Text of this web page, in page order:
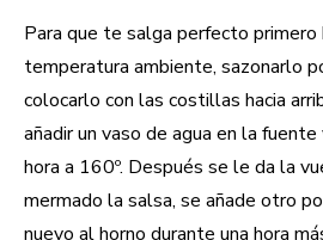
Para que te salga perfecto primero
temperatura ambiente, sazonarlo
colocarlo con las costillas hacia
añadir un vaso de agua en la
hora a 160º. Después se le da la
mermado la salsa, se añade otro
nuevo al horno durante una hora